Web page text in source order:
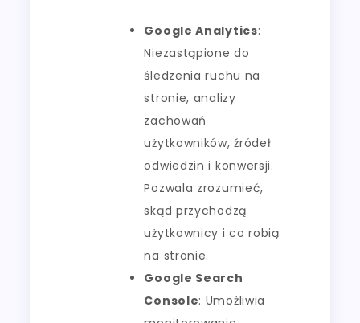
Google Analytics:
Niezastąpione do
śledzenia ruchu na
stronie, analizy
zachowań
użytkowników, źródeł
odwiedzin i konwersji.
Pozwala zrozumieć,
skąd przychodzą
użytkownicy i co robią
na stronie.
Google Search
Console: Umożliwia